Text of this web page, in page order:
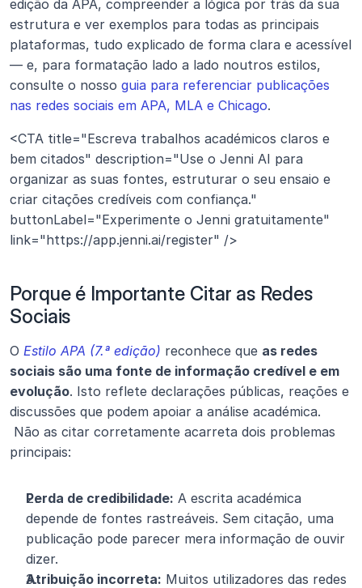
edição da APA, compreender a lógica por trás da sua
estrutura e ver exemplos para todas as principais
plataformas, tudo explicado de forma clara e acessível
— e, para formatação lado a lado noutros estilos,
consulte o nosso guia para referenciar publicações
nas redes sociais em APA, MLA e Chicago.
<CTA title="Escreva trabalhos académicos claros e
bem citados" description="Use o Jenni AI para
organizar as suas fontes, estruturar o seu ensaio e
criar citações credíveis com confiança."
buttonLabel="Experimente o Jenni gratuitamente"
link="https://app.jenni.ai/register" />
Porque é Importante Citar as Redes
Sociais
O Estilo APA (7.ª edição) reconhece que as redes
sociais são uma fonte de informação credível e em
evolução. Isto reflete declarações públicas, reações e
discussões que podem apoiar a análise académica.
principais:
Perda de credibilidade: A escrita académica
depende de fontes rastreáveis. Sem citação, uma
publicação pode parecer mera informação de ouvir
dizer.
Atribuição incorreta: Muitos utilizadores das redes